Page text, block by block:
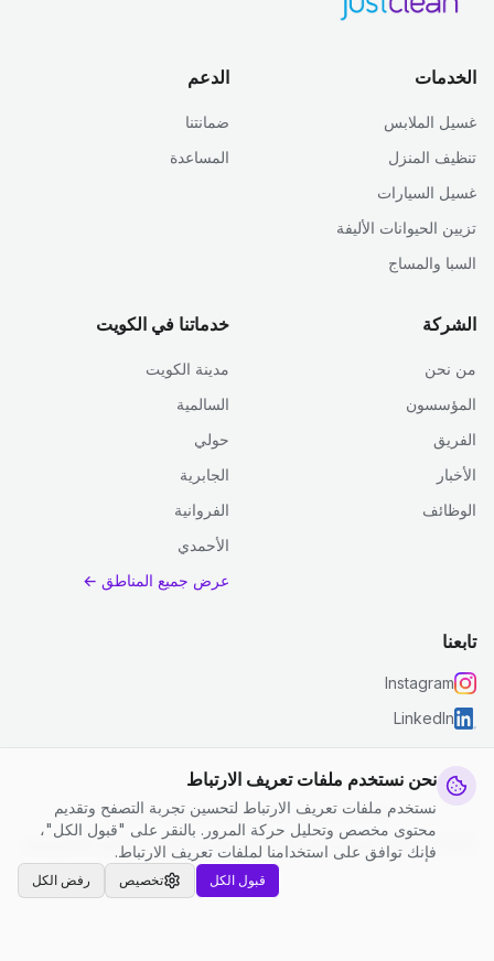
نحن نستخدم ملفات تعريف الارتباط
نستخدم ملفات تعريف الارتباط لتحسين تجربة التصفح وتقديم
محتوى مخصص وتحليل حركة المرور. بالنقر على "قبول الكل"،
فإنك توافق على استخدامنا لملفات تعريف الارتباط.
رفض الكل تخصيص قبول الكل
الخدمات
غسيل الملابس
تنظيف المنزل
غسيل السيارات
تزيين الحيوانات الأليفة
السبا والمساج
الدعم
ضمانتنا
المساعدة
الشركة
من نحن
المؤسسون
الفريق
الأخبار
الوظائف
خدماتنا في الكويت
مدينة الكويت
السالمية
حولي
الجابرية
الفروانية
الأحمدي
عرض جميع المناطق ←
تابعنا
Instagram
LinkedIn
© 2026 جست كلين. جميع الحقوق محفوظة.
سياسة الخصوصية
الشروط والأحكام | إعدادات ملفات تعريف الارتباط